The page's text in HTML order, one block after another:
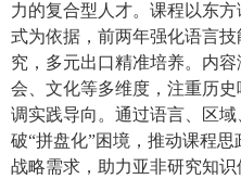
力的复合型人才。课程以东方
式为依据，前两年强化语言
究，多元出口精准培养。内
会、文化等多维度，注重历
调实践导向。通过语言、区
破“拼盘化”困境，推动课程
战略需求，助力亚非研究知识